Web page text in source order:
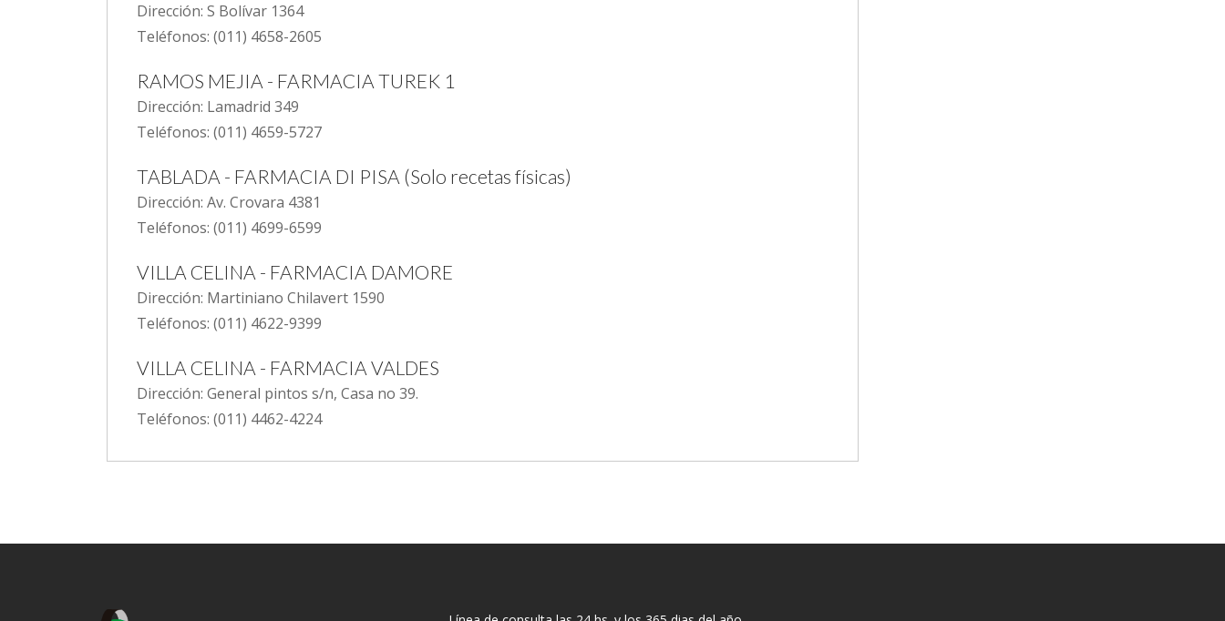
Dirección: S Bolívar 1364
Teléfonos: (011) 4658-2605
RAMOS MEJIA - FARMACIA TUREK 1
Dirección: Lamadrid 349
Teléfonos: (011) 4659-5727
TABLADA - FARMACIA DI PISA (Solo recetas físicas)
Dirección: Av. Crovara 4381
Teléfonos: (011) 4699-6599
VILLA CELINA - FARMACIA DAMORE
Dirección: Martiniano Chilavert 1590
Teléfonos: (011) 4622-9399
VILLA CELINA - FARMACIA VALDES
Dirección: General pintos s/n, Casa no 39.
Teléfonos: (011) 4462-4224